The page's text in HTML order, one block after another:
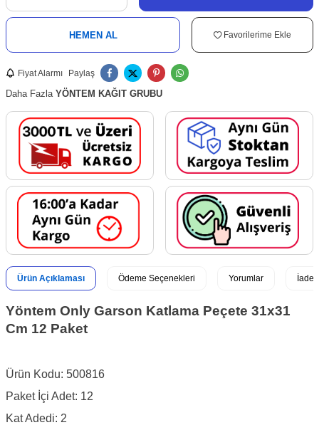
HEMEN AL Favorilerime Ekle
Fiyat Alarmı Paylaş
Daha Fazla YÖNTEM KAĞIT GRUBU
Ürün Açıklaması Ödeme Seçenekleri Yorumlar İade
Yöntem Only Garson Katlama Peçete 31x31
Cm 12 Paket
Ürün Kodu: 500816
Paket İçi Adet: 12
Kat Adedi: 2